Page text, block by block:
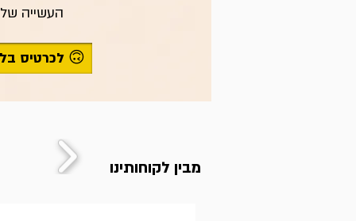
העשייה
לכרטיס בלי דרכון 🙃
מבין לקוחותינו